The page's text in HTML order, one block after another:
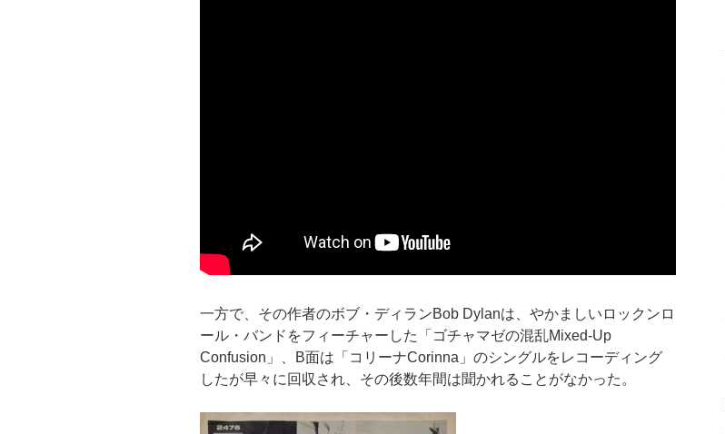
一方で、その作者のボブ・ディランBob Dylanは、やかましいロックンロ
ール・バンドをフィーチャーした「ゴチャマゼの混乱Mixed-Up
Confusion」、B面は「コリーナCorinna」のシングルをレコーディング
したが早々に回収され、その後数年間は聞かれることがなかった。